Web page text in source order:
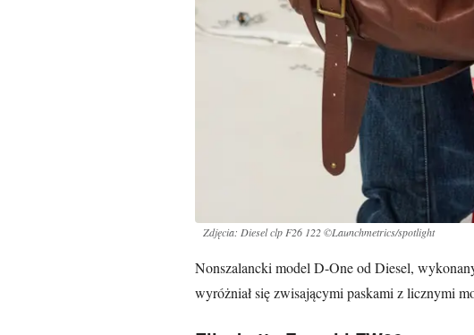
Zdjęcia: Diesel clp F26 122 ©Launchmetrics/spotlight
Nonszalancki model D-One od Diesel,
wyróżniał się zwisającymi paskami z licznymi